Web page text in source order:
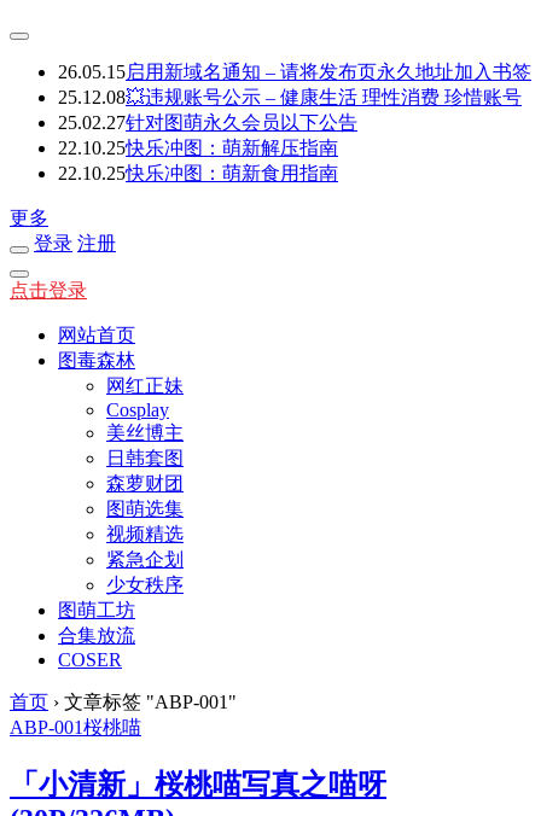
26.05.15启用新域名通知 – 请将发布页永久地址加入书签
25.12.08💥违规账号公示 – 健康生活 理性消费 珍惜账号
25.02.27针对图萌永久会员以下公告
22.10.25快乐冲图：萌新解压指南
22.10.25快乐冲图：萌新食用指南
更多
登录 注册
点击登录
网站首页
图毒森林
网红正妹
Cosplay
美丝博主
日韩套图
森萝财团
图萌选集
视频精选
紧急企划
少女秩序
图萌工坊
合集放流
COSER
首页 › 文章标签 "ABP-001"
ABP-001桜桃喵
「小清新」桜桃喵写真之喵呀